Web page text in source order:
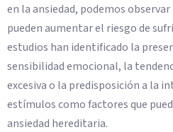
en la ansiedad, podemos
pueden aumentar el riesgo de
estudios han identificado la
sensibilidad emocional, la
excesiva o la predisposición a la
estímulos como factores que
ansiedad hereditaria.